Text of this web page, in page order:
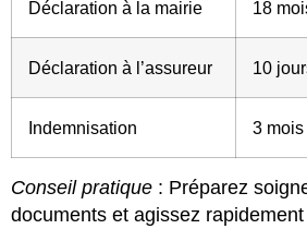
Déclaration à la mairie 18
Déclaration à l’assureur 10
Indemnisation 3
Conseil pratique : Préparez
documents et agissez